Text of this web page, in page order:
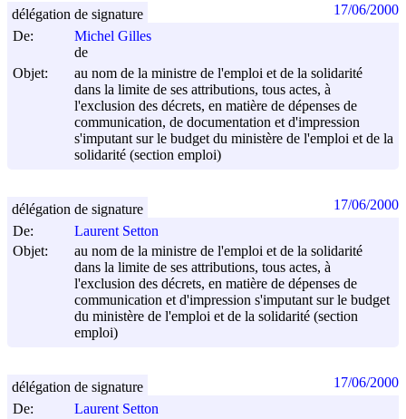
De:
Michel Gilles
de
Objet:
au nom de la ministre de l'emploi et de la solidarité
dans la limite de ses attributions, tous actes, à
l'exclusion des décrets, en matière de dépenses de
communication, de documentation et d'impression
s'imputant sur le budget du ministère de l'emploi et de la
solidarité (section emploi)
délégation de signature 17/06/2000
De:
Laurent Setton
Objet:
au nom de la ministre de l'emploi et de la solidarité
dans la limite de ses attributions, tous actes, à
l'exclusion des décrets, en matière de dépenses de
communication et d'impression s'imputant sur le budget
du ministère de l'emploi et de la solidarité (section
emploi)
délégation de signature 17/06/2000
De:
Laurent Setton
délégation de signature 17/06/2000